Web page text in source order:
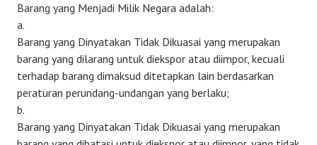
Barang yang Menjadi Milik Negara adalah:
a.
Barang yang Dinyatakan Tidak Dikuasai yang merupakan
barang yang dilarang untuk diekspor atau diimpor, kecuali
terhadap barang dimaksud ditetapkan lain berdasarkan
peraturan perundang-undangan yang berlaku;
b.
Barang yang Dinyatakan Tidak Dikuasai yang merupakan